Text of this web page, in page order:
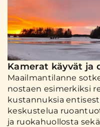
Kamerat käyvät ja
Maailmantilanne
nostaen esimerkiksi
kustannuksia
keskustelua
ja ruokahuollosta